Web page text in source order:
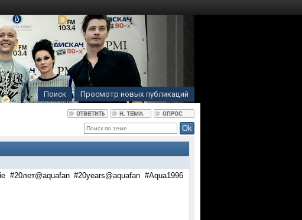
Поиск Просмотр новых публикаций
#20years@aquafan #Aqua1996